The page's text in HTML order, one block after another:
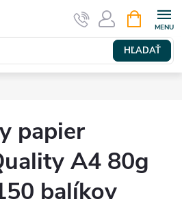
HĽADAŤ
KOŠÍK
papier
A4 80g
balíkov